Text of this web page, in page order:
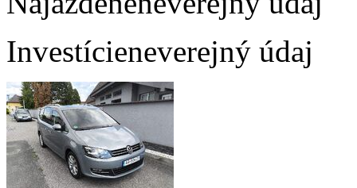
Investícieneverejný údaj